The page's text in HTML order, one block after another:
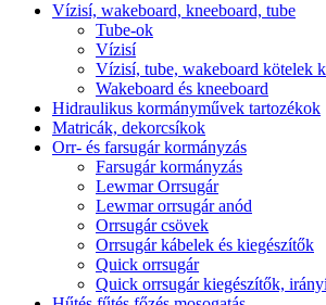
Vízisí, wakeboard, kneeboard, tube
Tube-ok
Vízisí
Vízisí, tube, wakeboard kötelek
Wakeboard és kneeboard
Hidraulikus kormányművek tartozékok
Matricák, dekorcsíkok
Orr- és farsugár kormányzás
Farsugár kormányzás
Lewmar Orrsugár
Lewmar orrsugár anód
Orrsugár csövek
Orrsugár kábelek és kiegészítők
Quick orrsugár
Quick orrsugár kiegészítők,